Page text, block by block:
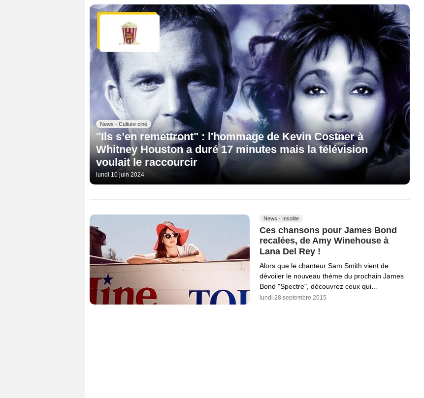
News - Culture ciné
"Ils s’en remettront" : l'hommage de Kevin Costner à
Whitney Houston a duré 17 minutes mais la télévision
voulait le raccourcir
lundi 10 juin 2024
News - Insolite
Ces chansons pour James Bond
recalées, de Amy Winehouse à
Lana Del Rey !
Alors que le chanteur Sam Smith vient de
dévoiler le nouveau thème du prochain James
Bond "Spectre", découvrez ceux qui…
lundi 28 septembre 2015